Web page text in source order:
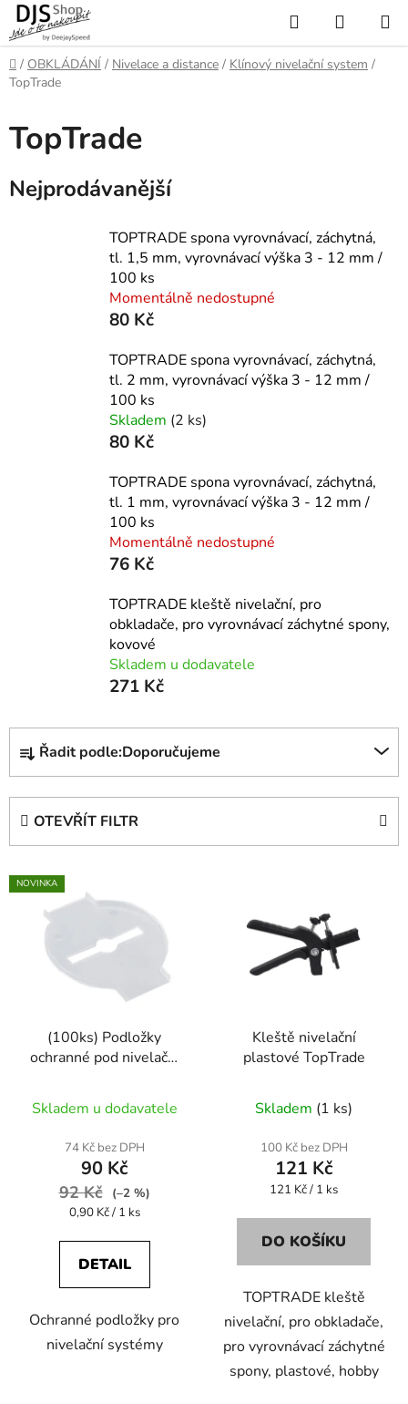
Přejít
na
obsah
Hledat
KOŠÍK
Domů
/ OBKLÁDÁNÍ / Nivelace a distance / Klínový nivelační system /
TopTrade
TopTrade
Nejprodávanější
TOPTRADE spona vyrovnávací, záchytná,
tl. 1,5 mm, vyrovnávací výška 3 - 12 mm /
100 ks
Momentálně nedostupné
80 Kč
TOPTRADE spona vyrovnávací, záchytná,
tl. 2 mm, vyrovnávací výška 3 - 12 mm /
100 ks
Skladem (2 ks)
80 Kč
TOPTRADE spona vyrovnávací, záchytná,
tl. 1 mm, vyrovnávací výška 3 - 12 mm /
100 ks
Momentálně nedostupné
76 Kč
TOPTRADE kleště nivelační, pro
obkladače, pro vyrovnávací záchytné spony,
kovové
Skladem u dodavatele
271 Kč
Ř
z
p
Řadit podle:Doporučujeme
OTEVŘÍT FILTR
V
ý
NOVINKA
(100ks) Podložky
ochranné pod nivelační
šroubovací
Skladem u dodavatele
74 Kč bez DPH
90 Kč
92 Kč
(–2 %)
Měrná
0,90 Kč / 1 ks
DETAIL
Ochranné podložky pro
nivelační systémy
Kleště nivelační
plastové TopTrade
Skladem (1 ks)
100 Kč bez DPH
121 Kč
Měrná
121 Kč / 1 ks
DO KOŠÍKU
TOPTRADE kleště
nivelační, pro obkladače,
pro vyrovnávací záchytné
spony, plastové, hobby